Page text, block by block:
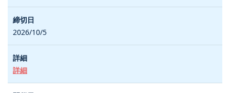
2026/10/5
詳細